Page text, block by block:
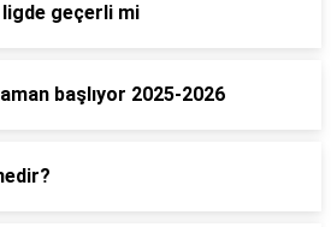
ligde geçerli mi
başlıyor 2025-2026